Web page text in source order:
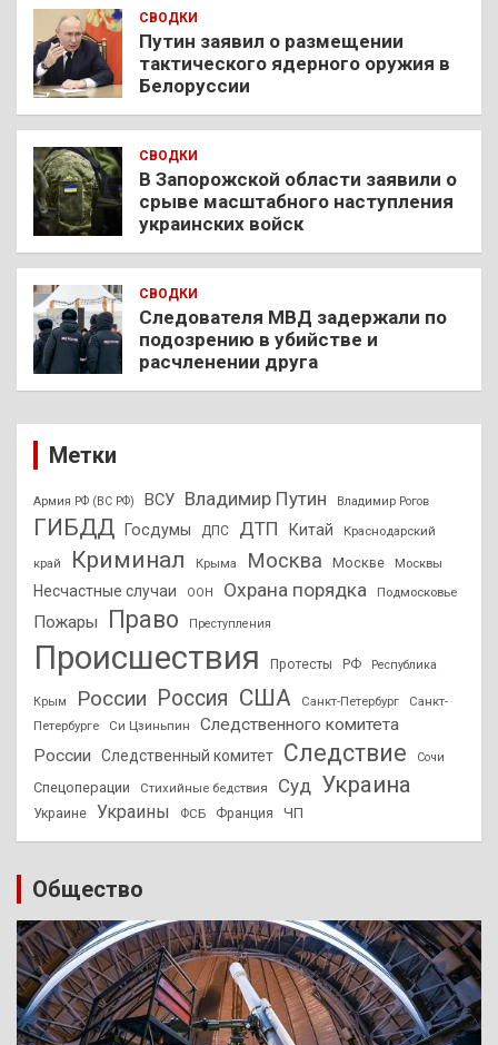
СВОДКИ
Путин заявил о размещении
тактического ядерного оружия в
Белоруссии
СВОДКИ
В Запорожской области заявили о
срыве масштабного наступления
украинских войск
СВОДКИ
Следователя МВД задержали по
подозрению в убийстве и
расчленении друга
Метки
Армия РФ (ВС РФ) ВСУ Владимир Путин Владимир Рогов
ГИБДД Госдумы ДПС ДТП Китай Краснодарский
край Криминал Крыма Москва Москве Москвы
Несчастные случаи ООН Охрана порядка Подмосковье
Пожары Право Преступления
Происшествия Протесты РФ Республика
Крым России Россия США Санкт-Петербург
Санкт-
Петербурге
Си Цзиньпин
Следственного комитета
России
Следственный комитет Следствие Сочи
Спецоперации Стихийные бедствия Суд Украина
Украине Украины ФСБ Франция ЧП
Общество